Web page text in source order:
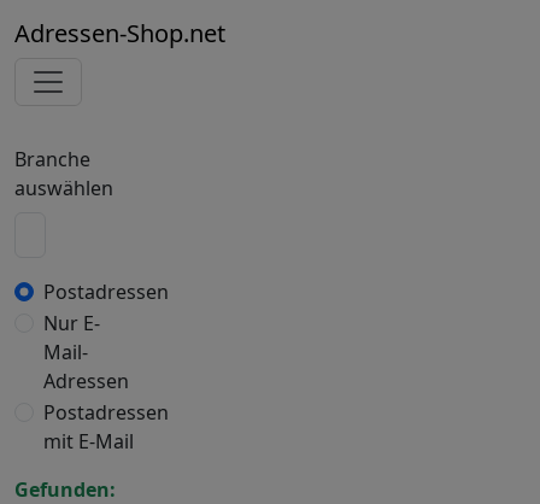
Adressen-Shop.net
Branche
auswählen
Postadressen
Nur E-
Mail-
Adressen
Postadressen
mit E-Mail
Gefunden: